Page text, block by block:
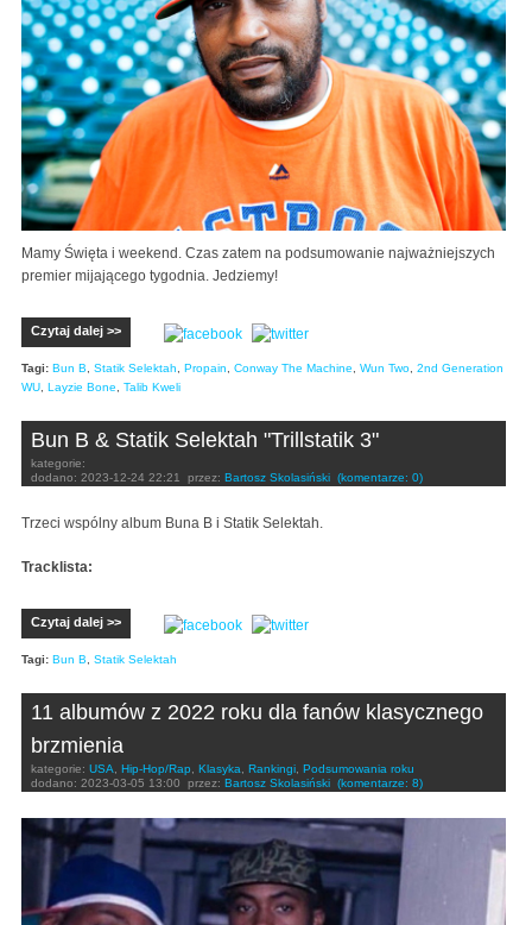
Mamy Święta i weekend. Czas zatem na podsumowanie najważniejszych
premier mijającego tygodnia. Jedziemy!
Czytaj dalej >>
Tagi: Bun B Statik Selektah Propain Conway The Machine Wun Two 2nd Generation
WU Layzie Bone Talib Kweli
Bun B & Statik Selektah "Trillstatik 3"
kategorie:
dodano: 2023-12-24 22:21 przez: Bartosz Skolasiński (komentarze: 0)
Trzeci wspólny album Buna B i Statik Selektah.
Tracklista:
Czytaj dalej >>
Tagi: Bun B Statik Selektah
11 albumów z 2022 roku dla fanów klasycznego
brzmienia
kategorie: USA Hip-Hop/Rap Klasyka Rankingi Podsumowania roku
dodano: 2023-03-05 13:00 przez: Bartosz Skolasiński (komentarze: 8)